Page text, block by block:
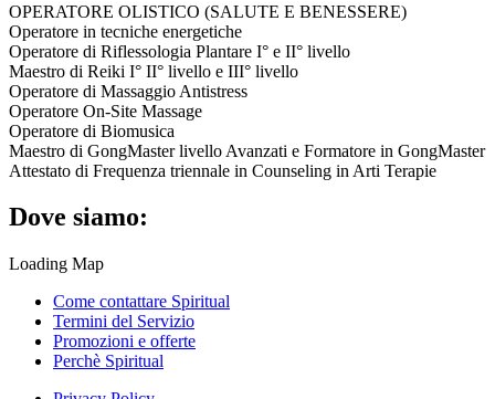
OPERATORE OLISTICO (SALUTE E BENESSERE)
Operatore in tecniche energetiche
Operatore di Riflessologia Plantare I° e II° livello
Maestro di Reiki I° II° livello e III° livello
Operatore di Massaggio Antistress
Operatore On-Site Massage
Operatore di Biomusica
Maestro di GongMaster livello Avanzati e Formatore in GongMaster
Attestato di Frequenza triennale in Counseling in Arti Terapie
Dove siamo:
Loading Map
Come contattare Spiritual
Termini del Servizio
Promozioni e offerte
Perchè Spiritual